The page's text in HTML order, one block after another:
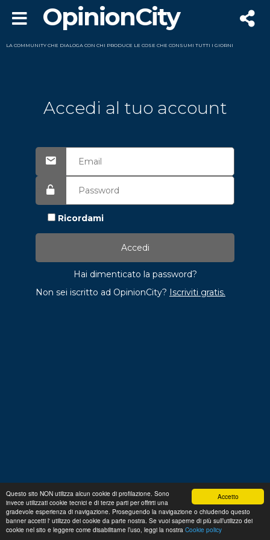
Accetto
Questo sito NON utilizza alcun cookie di profilazione. Sono
invece utilizzati cookie tecnici e di terze parti per offrirti una
gradevole esperienza di navigazione. Proseguendo la navigazione o chiudendo questo
banner accetti l' utilizzo dei cookie da parte nostra. Se vuoi saperne di più sull’utilizzo dei
cookie nel sito e leggere come disabilitarne l’uso, leggi la nostra Cookie policy
OpinionCity
LA COMMUNITY CHE DIALOGA CON CHI PRODUCE LE COSE CHE CONSUMI TUTTI I GIORNI
Accedi al tuo account
Ricordami
Hai dimenticato la password?
Non sei iscritto ad OpinionCity? Iscriviti gratis.
Regolamento Privacy Domande frequenti
Cookie
policy
p. iva 13356630155
Copyright © 2026 Advance S.r.L.